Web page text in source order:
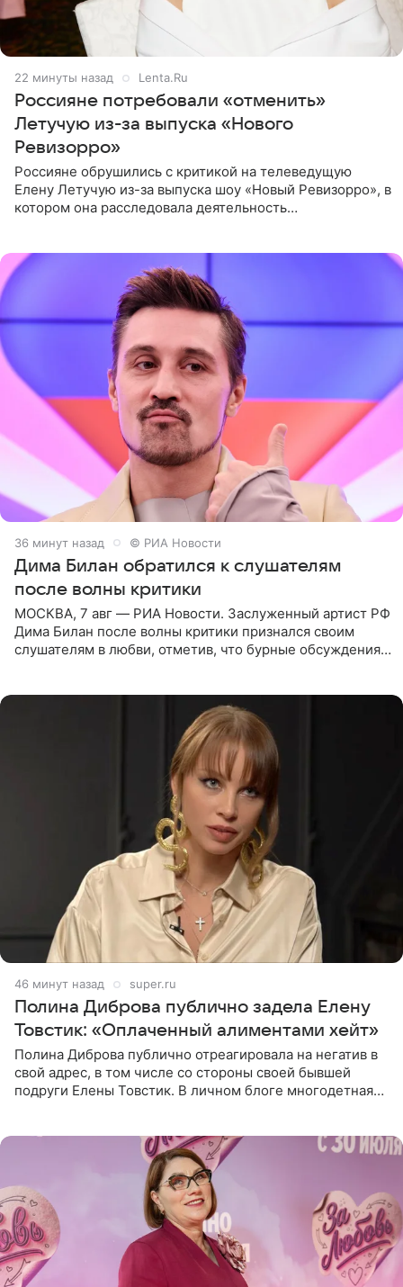
22 минуты назад Lenta.Ru
Россияне потребовали «отменить»
Летучую из-за выпуска «Нового
Ревизорро»
Россияне обрушились с критикой на телеведущую
Елену Летучую из-за выпуска шоу «Новый Ревизорро», в
котором она расследовала деятельность
36 минут назад © РИА Новости
Дима Билан обратился к слушателям
после волны критики
МОСКВА, 7 авг — РИА Новости. Заслуженный артист РФ
Дима Билан после волны критики признался своим
слушателям в любви, отметив, что бурные обсуждения
46 минут назад super.ru
Полина Диброва публично задела Елену
Товстик: «Оплаченный алиментами хейт»
Полина Диброва публично отреагировала на негатив в
свой адрес, в том числе со стороны своей бывшей
подруги Елены Товстик. В личном блоге многодетная